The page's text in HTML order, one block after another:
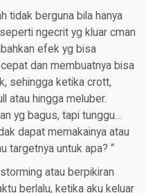
tidak berguna bila hanya
ngecrit yg kluar cman
efek yg bisa
dan membuatnya bisa
sehingga ketika crott,
atau hingga meluber.
yg bagus, tapi tunggu…
dapat memakainya atau
targetnya untuk apa? “
atau berpikiran
berlalu, ketika aku keluar